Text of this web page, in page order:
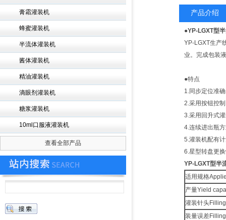
产品介绍
●YP-LGXT型
YP-LGXT生产
业。完成包装
●特点
1.同步定位准
2.采用按钮控
3.采用回升式
4.连续进出瓶
5.灌装机配有
6.星型转盘更
YP-LGXT型半
适用规格
产量Yield
灌装针头
装量误差
膏霜灌装机
蜂蜜灌装机
半流体灌装机
酱体灌装机
精油灌装机
滴眼剂灌装机
糖浆灌装机
10ml口服液灌装机
查看全部产品